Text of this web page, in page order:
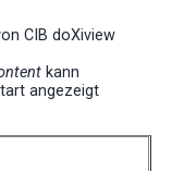
CIB doXiview
kann
angezeigt